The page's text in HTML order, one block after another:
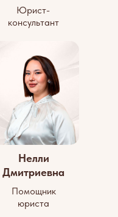
Юрист-
консультант
Нелли
Дмитриевна
Помощник
юриста